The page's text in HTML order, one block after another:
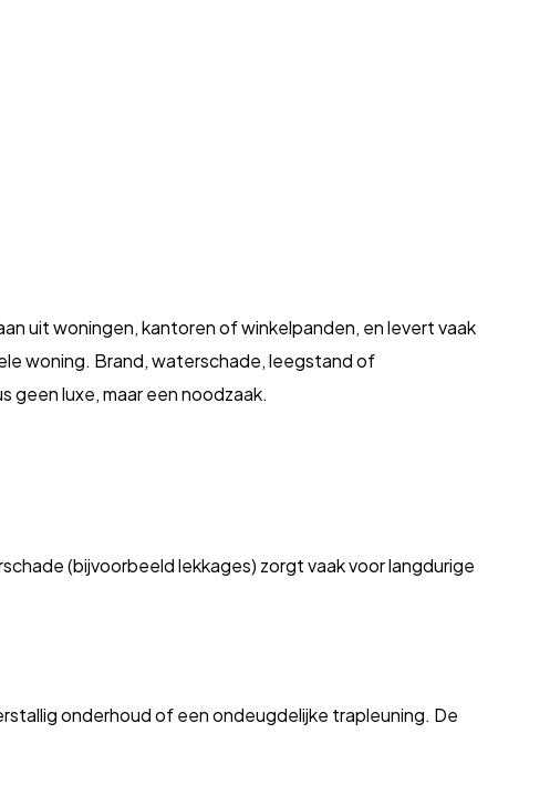
uit woningen, kantoren of winkelpanden, en levert vaak
woning. Brand, waterschade, leegstand of
geen luxe, maar een noodzaak.
(bijvoorbeeld lekkages) zorgt vaak voor langdurige
onderhoud of een ondeugdelijke trapleuning. De